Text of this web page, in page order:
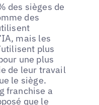
des sièges de
des
mais les
plus
une plus
de leur travail
le siège.
franchise a
que le